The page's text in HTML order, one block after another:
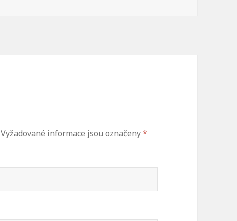
Vyžadované informace jsou označeny*